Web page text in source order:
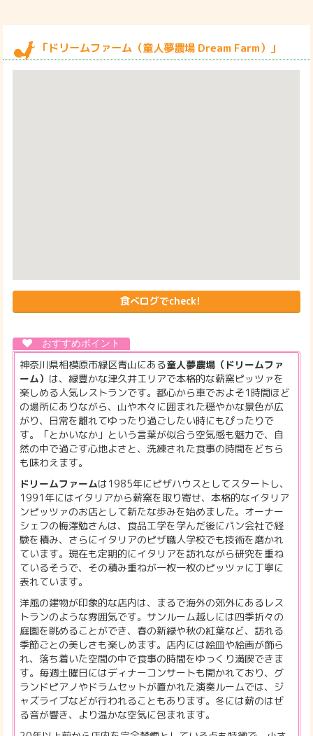
「ドリームファーム（童人夢農場 Dream Farm）」
食べログでcheck!
神奈川県相模原市緑区青山にある童人夢農場（ドリームファ
ーム） は、緑豊かな津久井エリアで本格的な薪窯ピッツァを
楽しめる人気レストランです。都心から車でおよそ1時間ほど
の場所にありながら、山や木々に囲まれた穏やかな景色が広
がり、日常を離れてゆったり過ごしたい時にもぴったりで
す。「とかいなか」という言葉が似合う空気感も魅力で、自
然の中で過ごす心地よさと、洗練された食事の時間をどちら
も味わえます。
ドリームファームは1985年にピザハウスとしてスタートし、
1991年にはイタリアから薪窯を取り寄せ、本格的なイタリア
ンピッツァのお店として新たな歩みを始めました。オーナー
シェフの梅澤勉さんは、食品工学を学んだ後にパン会社で経
験を積み、さらにイタリアのピザ職人学校でも技術を磨かれ
ています。現在も定期的にイタリアを訪れながら研究を重ね
ているそうで、その積み重ねが一枚一枚のピッツァに丁寧に
表れています。
洋風の建物が印象的な店内は、まるで海外の郊外にあるレス
トランのような雰囲気です。サンルーム越しには四季折々の
庭園を眺めることができ、春の新緑や秋の紅葉など、訪れる
季節ごとの美しさも楽しめます。店内には絵皿や絵画が飾ら
れ、落ち着いた空間の中で食事の時間をゆっくり満喫できま
す。毎週土曜日にはディナーコンサートも開かれており、グ
ランドピアノやドラムセットが置かれた演奏ルームでは、ジ
ャズライブなどが行われることもあります。冬には薪のはぜ
る音が響き、より温かな空気に包まれます。